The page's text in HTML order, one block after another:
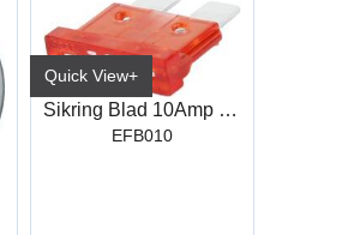
Quick View+
Sikring Blad 10Amp Standard
EFB010